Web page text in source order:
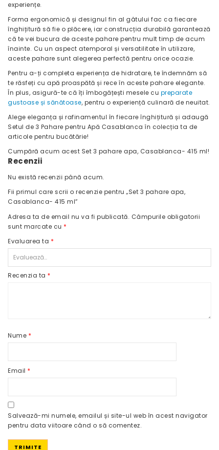
experiențe.
Forma ergonomică și designul fin al gâtului fac ca fiecare
înghițitură să fie o plăcere, iar construcția durabilă garantează
că te vei bucura de aceste pahare pentru mult timp de acum
înainte. Cu un aspect atemporal și versatilitate în utilizare,
aceste pahare sunt alegerea perfectă pentru orice ocazie.
Pentru a-ți completa experiența de hidratare, te îndemnăm să
te răsfeți cu apă proaspătă și rece în aceste pahare elegante.
În plus, asigură-te că îți îmbogățești mesele cu preparate
gustoase și sănătoase, pentru o experiență culinară de neuitat.
Alege eleganța și rafinamentul în fiecare înghițitură și adaugă
Setul de 3 Pahare pentru Apă Casablanca în colecția ta de
articole pentru bucătărie!
Cumpără acum acest Set 3 pahare apa, Casablanca- 415 ml!
Recenzii
Nu există recenzii până acum.
Fii primul care scrii o recenzie pentru „Set 3 pahare apa,
Casablanca- 415 ml”
Adresa ta de email nu va fi publicată. Câmpurile obligatorii
sunt marcate cu *
Evaluarea ta *
Recenzia ta *
Nume *
Email *
Salvează-mi numele, emailul și site-ul web în acest navigator
pentru data viitoare când o să comentez.